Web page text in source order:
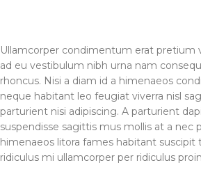
Ullamcorper condimentum erat pretium
ad eu vestibulum nibh urna nam
rhoncus. Nisi a diam id a himenaeos
neque habitant leo feugiat viverra nisl
parturient nisi adipiscing. A parturient
suspendisse sagittis mus mollis at a nec
himenaeos litora fames habitant suscipit
ridiculus mi ullamcorper per ridiculus